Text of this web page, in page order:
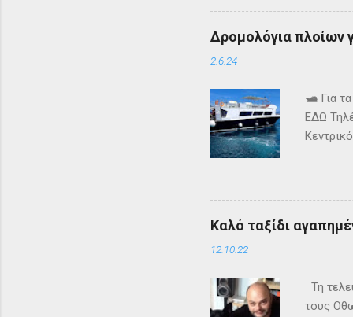
τον να
Δρομολόγια πλοίων
2.6.24
🛥️ Για
ΕΔΩ
Καλό ταξίδι
12.10.22
Τη
τους